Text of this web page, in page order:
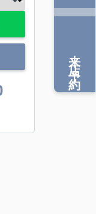
来店予約